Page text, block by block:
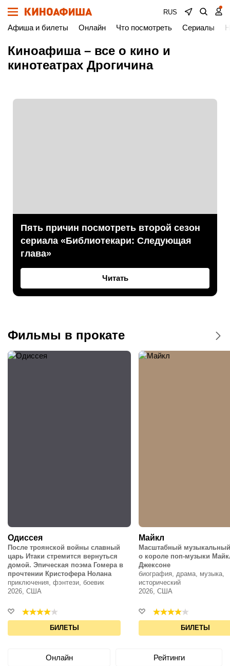
RUS
Афиша и билеты Онлайн Что посмотреть Сериалы
Киноафиша – все о кино и
кинотеатрах Дрогичина
Пять причин посмотреть второй сезон
сериала «Библиотекари: Следующая
глава»
Читать
Фильмы в прокате
Онлайн Рейтинги
Одиссея
После троянской войны славный
царь Итаки стремится вернуться
домой. Эпическая поэма Гомера в
прочтении Кристофера Нолана
приключения, фэнтези, боевик
2026, США
БИЛЕТЫ
Майкл
Масштабный
о короле поп-музыки
Джексоне
биография, драма, музыка,
исторический
2026, США
БИЛЕТЫ